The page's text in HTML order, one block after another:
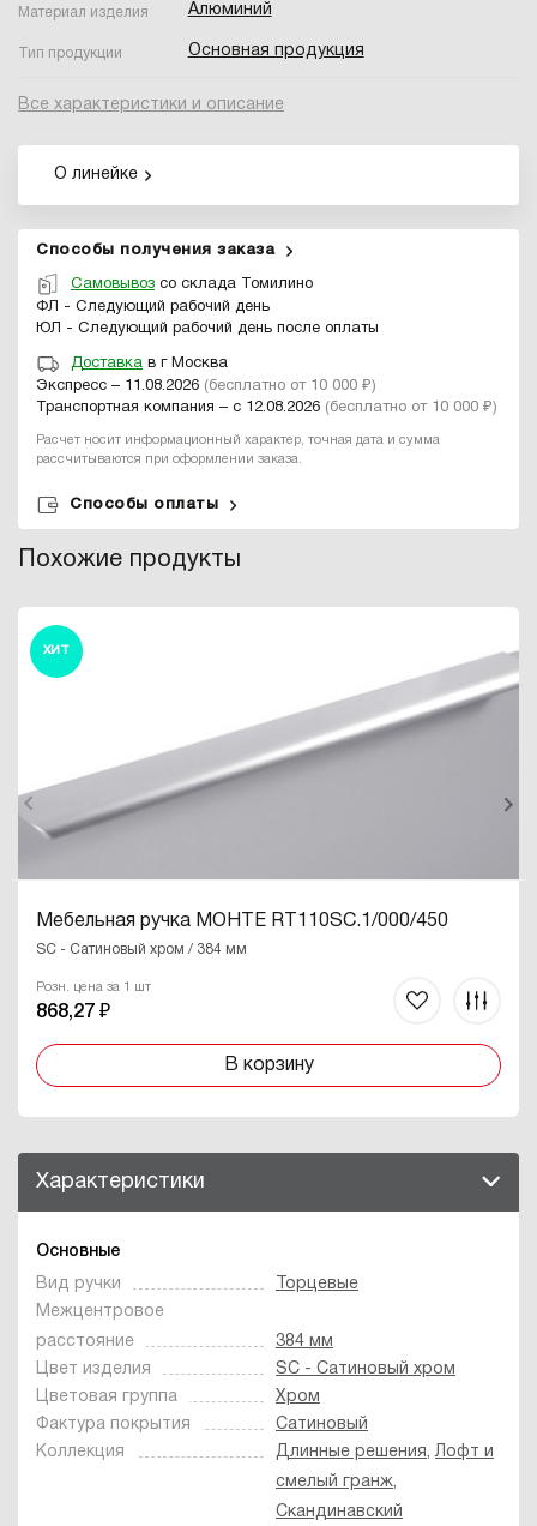
Материал изделия Алюминий
Тип продукции Основная продукция
Все характеристики и описание
О линейке
Способы получения заказа
Самовывоз со склада Томилино
ФЛ - Следующий рабочий день
ЮЛ - Следующий рабочий день после оплаты
Доставка в г Москва
Экспресс – 11.08.2026 (бесплатно от 10 000 ₽)
Транспортная компания – с 12.08.2026 (бесплатно от 10 000 ₽)
Расчет носит информационный характер, точная дата и сумма
рассчитываются при оформлении заказа.
Способы оплаты
Похожие продукты
ХИТ
Мебельная ручка МОНТЕ RT110SC.1/000/450
SC - Сатиновый хром / 384 мм
Розн. цена за 1 шт
868,27 ₽
В корзину
Характеристики
Основные
Вид ручки
Торцевые
Межцентровое
расстояние
384 мм
Цвет изделия
SC - Сатиновый хром
Цветовая группа
Хром
Фактура покрытия
Сатиновый
Коллекция
Длинные решения,Лофт и
смелый гранж,
Скандинавский